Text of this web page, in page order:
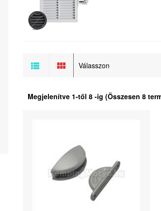
Válasszon
Megjelenítve 1-től 8 -ig (Összesen 8